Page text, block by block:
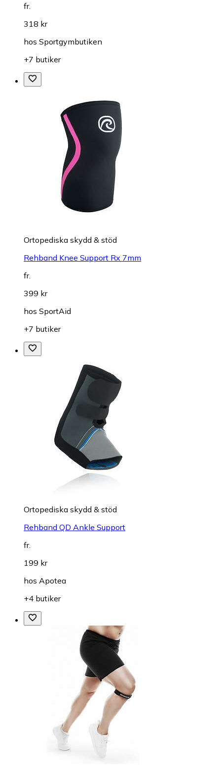
fr.
318 kr
hos Sportgymbutiken
+7 butiker
Ortopediska skydd & stöd
Rehband Knee Support Rx 7mm
fr.
399 kr
hos SportAid
+7 butiker
Ortopediska skydd & stöd
Rehband QD Ankle Support
fr.
199 kr
hos Apotea
+4 butiker